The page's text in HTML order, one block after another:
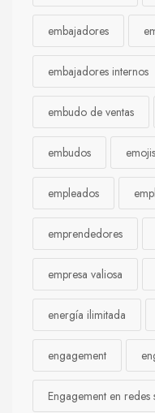
embajadores
embajadores internos
embudo de ventas
embudos emojis
empleados
emprendedores
empresa valiosa
energía ilimitada
engagement
Engagement en redes